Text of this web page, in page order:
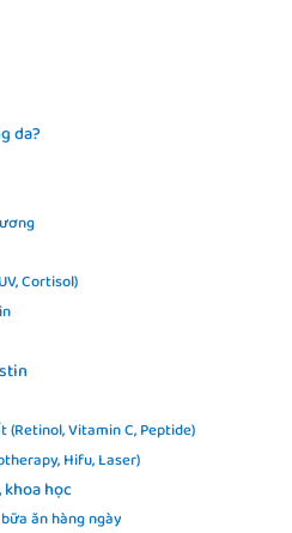
da?
Cortisol)
Vitamin C, Peptide)
Hifu, Laser)
học
ăn hàng ngày